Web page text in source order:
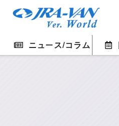
ニュース/コラム